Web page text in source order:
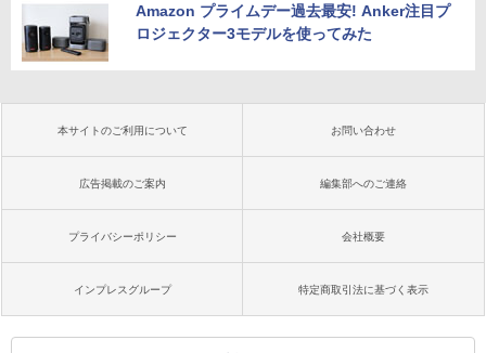
Amazon プライムデー過去最安! Anker注目プ
ロジェクター3モデルを使ってみた
本サイトのご利用について お問い合わせ
広告掲載のご案内 編集部へのご連絡
プライバシーポリシー 会社概要
インプレスグループ 特定商取引法に基づく表示